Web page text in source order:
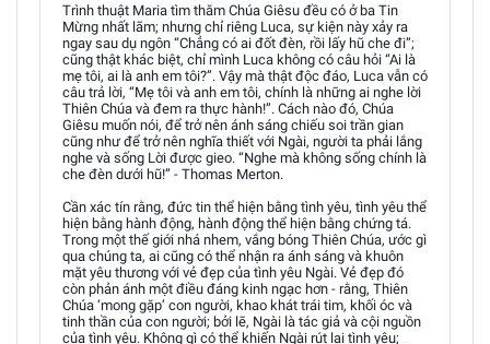
Trình thuật Maria tìm thăm Chúa Giêsu đều có ở ba Tin
Mừng nhất lãm; nhưng chỉ riêng Luca, sự kiện này xảy ra
ngay sau dụ ngôn “Chẳng có ai đốt đèn, rồi lấy hũ che đi”;
cũng thật khác biệt, chỉ mình Luca không có câu hỏi “Ai là
mẹ tôi, ai là anh em tôi?”. Vậy mà thật độc đáo, Luca vẫn có
câu trả lời, “Mẹ tôi và anh em tôi, chính là những ai nghe lời
Thiên Chúa và đem ra thực hành!”. Cách nào đó, Chúa
Giêsu muốn nói, để trở nên ánh sáng chiếu soi trần gian
cũng như để trở nên nghĩa thiết với Ngài, người ta phải lắng
nghe và sống Lời được gieo. “Nghe mà không sống chính là
che đèn dưới hũ!” - Thomas Merton.
Cần xác tín rằng, đức tin thể hiện bằng tình yêu, tình yêu thể
hiện bằng hành động, hành động thể hiện bằng chứng tá.
Trong một thế giới nhá nhem, vắng bóng Thiên Chúa, ước gì
qua chúng ta, ai cũng có thể nhận ra ánh sáng và khuôn
mặt yêu thương với vẻ đẹp của tình yêu Ngài. Vẻ đẹp đó
còn phản ánh một điều đáng kinh ngạc hơn - rằng, Thiên
Chúa ‘mong gặp’ con người, khao khát trái tim, khối óc và
tinh thần của con người; bởi lẽ, Ngài là tác giả và cội nguồn
của tình yêu. Không gì có thể khiến Ngài rút lại tình yêu;